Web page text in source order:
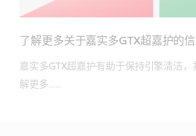
了解更多关于嘉实多GTX超嘉护的
嘉实多GTX超嘉护有助于保持引擎清洁
解更多……